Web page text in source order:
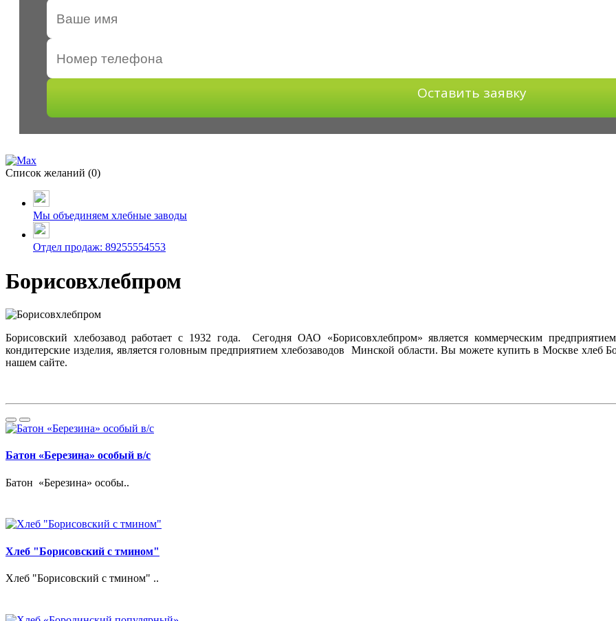
Оставить заявку
Список желаний (0)
Мы объединяем хлебные заводы
Отдел продаж: 89255554553
Борисовхлебпром
Борисовский хлебозавод работает с 1932 года. Сегодня ОАО «Борисовхлебпром» является коммерческим
кондитерские изделия, является головным предприятием хлебозаводов Минской области. Вы можете купить в Москве хлеб
нашем сайте.
Батон «Березина» особый в/с
Батон «Березина» особы..
Хлеб "Борисовский с тмином"
Хлеб "Борисовский с тмином" ..